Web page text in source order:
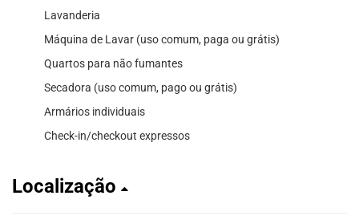
Lavanderia
Máquina de Lavar (uso comum, paga ou grátis)
Quartos para não fumantes
Secadora (uso comum, pago ou grátis)
Armários individuais
Check-in/checkout expressos
Localização